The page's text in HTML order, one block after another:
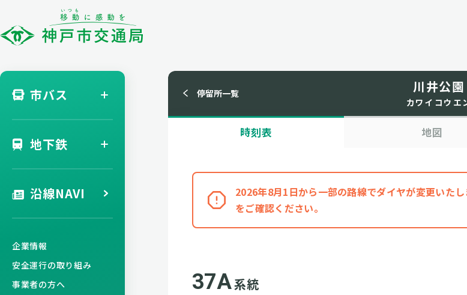
市バス
地下鉄
沿線NAVI
企業情報
安全運行の取り組み
事業者の方へ
停留所一覧 川井公園
カワイコウエ
時刻表 地図
2026年8月1日から一部の路線でダイヤが変更いた
をご確認ください。
37A系統